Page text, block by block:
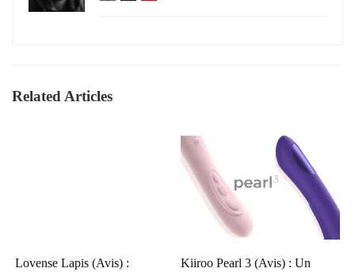
Related Articles
Lovense Lapis (Avis) :
Kiiroo Pearl 3 (Avis) : Un